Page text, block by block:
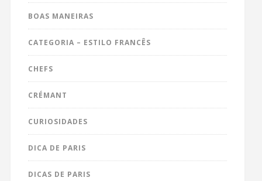
BOAS MANEIRAS
CATEGORIA – ESTILO FRANCÊS
CHEFS
CRÉMANT
CURIOSIDADES
DICA DE PARIS
DICAS DE PARIS